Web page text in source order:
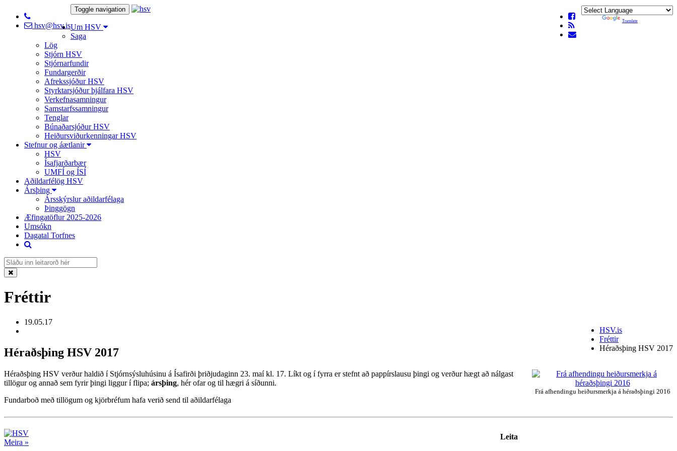
hsv@hsv.is
Translate
Toggle navigation
Um HSV
Saga
Lög
Stjórn HSV
Stjórnarfundir
Fundargerðir
Afrekssjóður HSV
Styrktarsjóður þjálfara HSV
Verkefnasamningur
Samstarfssamningur
Tenglar
Búnaðarsjóður HSV
Heiðursviðurkenningar HSV
Stefnur og áætlanir
HSV
Ísafjarðarbær
UMFÍ og ÍSÍ
Aðildarfélög HSV
Ársþing
Ársskýrslur aðildarfélaga
Þinggögn
Æfingatöflur 2025-2026
Umsókn
Dagatal Torfnes
Fréttir
HSV.is
Fréttir
Héraðsþing HSV 2017
19.05.17
Héraðsþing HSV 2017
Frá afhendingu heiðursmerkja á héraðsþingi 2016
Héraðsþing HSV verður haldið í Stjórnsýsluhúsinu á Ísafirði þriðjudaginn 23. maí kl. 17. Líkt og í fyrra er stefnt að pappírslausu þingi og verður hægt að nálgast
tillögur og annað sem fyrir þingi liggur í flipa; ársþing, hér ofar og til hægri á síðunni.
Fundarboð með tillögum og kjörbréfum hafa verið send til aðildarfélaga
Leita
Meira »